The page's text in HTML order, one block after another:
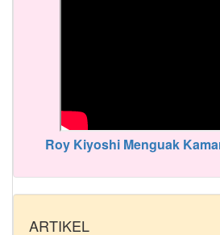
Roy Kiyoshi Menguak
ARTIKEL